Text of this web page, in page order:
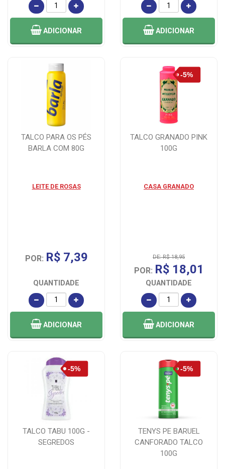
ADICIONAR ADICIONAR
TALCO PARA OS PÉS
BARLA COM 80G
LEITE DE ROSAS
POR: R$ 7,39
QUANTIDADE
ADICIONAR
TALCO GRANADO PINK
100G
CASA GRANADO
DE: R$ 18,95
POR: R$ 18,01
QUANTIDADE
ADICIONAR
TALCO TABU 100G -
SEGREDOS
TENYS PE BARUEL
CANFORADO TALCO
100G